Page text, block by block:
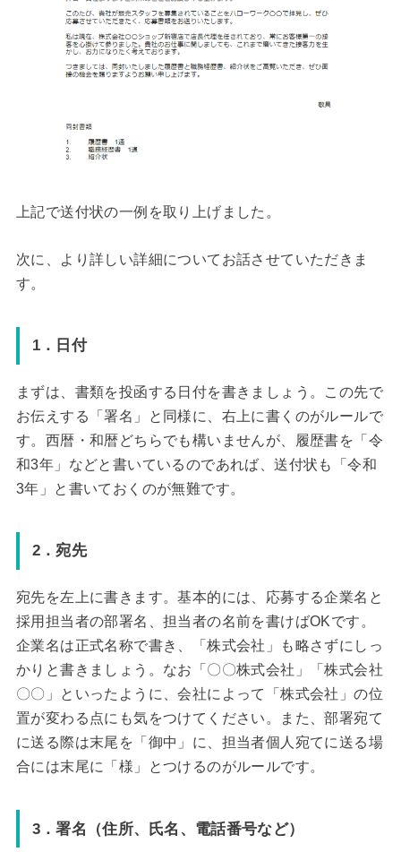
上記で送付状の一例を取り上げました。
次に、より詳しい詳細についてお話させていただきま
す。
1．日付
まずは、書類を投函する日付を書きましょう。この先で
お伝えする「署名」と同様に、右上に書くのがルールで
す。西暦・和暦どちらでも構いませんが、履歴書を「令
和3年」などと書いているのであれば、送付状も「令和
3年」と書いておくのが無難です。
2．宛先
宛先を左上に書きます。基本的には、応募する企業名と
採用担当者の部署名、担当者の名前を書けばOKです。
企業名は正式名称で書き、「株式会社」も略さずにしっ
かりと書きましょう。なお「〇〇株式会社」「株式会社
〇〇」といったように、会社によって「株式会社」の位
置が変わる点にも気をつけてください。また、部署宛て
に送る際は末尾を「御中」に、担当者個人宛てに送る場
合には末尾に「様」とつけるのがルールです。
3．署名（住所、氏名、電話番号など）